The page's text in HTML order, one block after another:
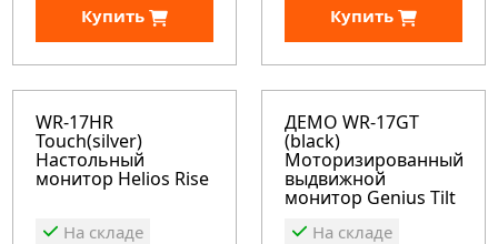
Купить Купить
WR-17HR
Touch(silver)
Настольный
монитор Helios Rise
На складе
ДЕМО WR-17GT
(black)
Моторизированный
выдвижной
монитор Genius Tilt
На складе